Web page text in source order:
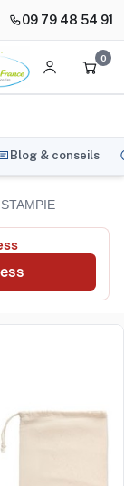
BAT
09 79 48 54 91
0
Blog & conseils